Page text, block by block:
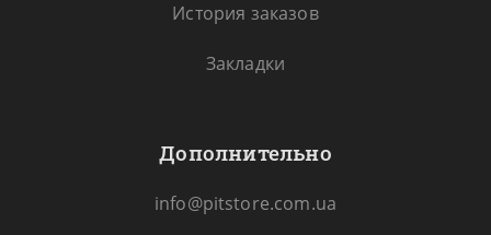
История заказов
Закладки
Дополнительно
info@pitstore.com.ua